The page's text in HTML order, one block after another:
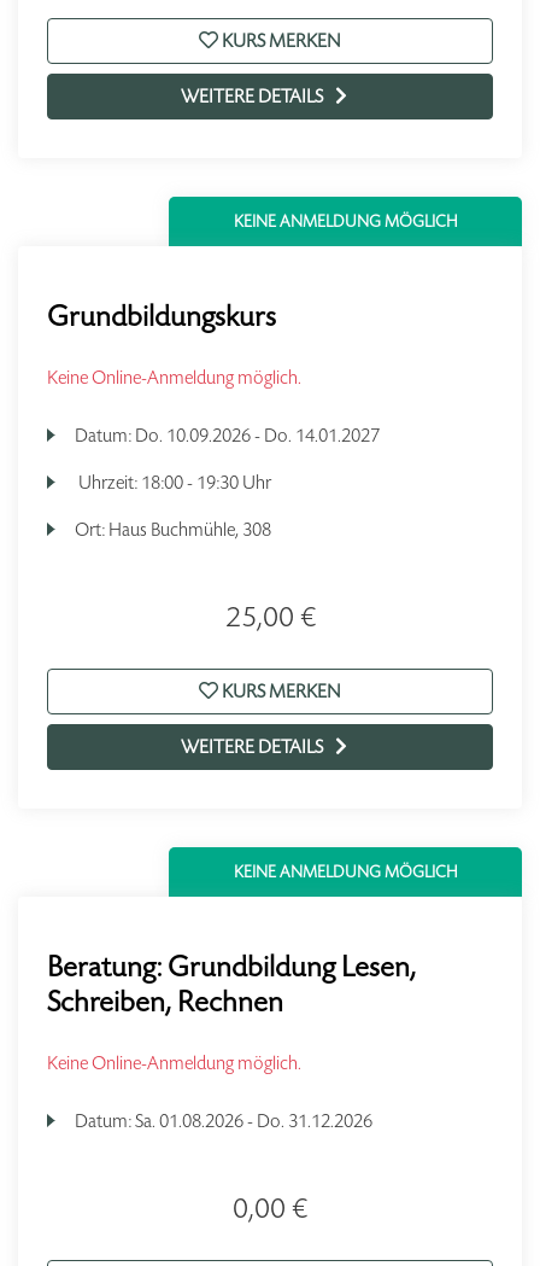
KURS MERKEN
WEITERE DETAILS
KEINE ANMELDUNG MÖGLICH
Grundbildungskurs
Keine Online-Anmeldung möglich.
Datum: Do. 10.09.2026 - Do. 14.01.2027
Uhrzeit: 18:00 - 19:30 Uhr
Ort: Haus Buchmühle, 308
25,00 €
KURS MERKEN
WEITERE DETAILS
KEINE ANMELDUNG MÖGLICH
Beratung: Grundbildung Lesen,
Schreiben, Rechnen
Keine Online-Anmeldung möglich.
Datum:Sa. 01.08.2026 - Do. 31.12.2026
0,00 €